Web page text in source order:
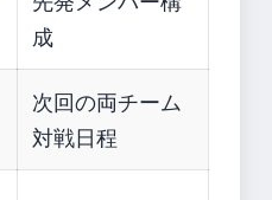
成
次回の両チーム
対戦日程